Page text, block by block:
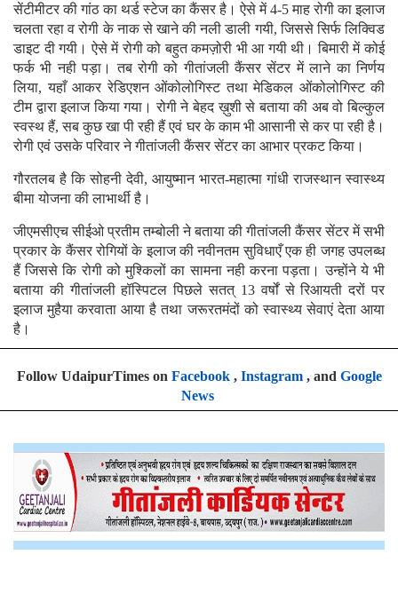
सेंटीमीटर की गांठ का थर्ड स्टेज का कैंसर है। ऐसे में 4-5 माह रोगी का इलाज
चलता रहा व रोगी के नाक से खाने की नली डाली गयी, जिससे सिर्फ लिक्विड
डाइट दी गयी। ऐसे में रोगी को बहुत कमज़ोरी भी आ गयी थी। बिमारी में कोई
फर्क भी नही पड़ा। तब रोगी को गीतांजली कैंसर सेंटर में लाने का निर्णय
लिया, यहाँ आकर रेडिएशन ओंकोलोगिस्ट तथा मेडिकल ओंकोलोगिस्ट की
टीम द्वारा इलाज किया गया। रोगी ने बेहद ख़ुशी से बताया की अब वो बिल्कुल
स्वस्थ हैं, सब कुछ खा पी रही हैं एवं घर के काम भी आसानी से कर पा रही है।
रोगी एवं उसके परिवार ने गीतांजली कैंसर सेंटर का आभार प्रकट किया।
गौरतलब है कि सोहनी देवी, आयुष्मान भारत-महात्मा गांधी राजस्थान स्वास्थ्य
बीमा योजना की लाभार्थी है।
जीएमसीएच सीईओ प्रतीम तम्बोली ने बताया की गीतांजली कैंसर सेंटर में सभी
प्रकार के कैंसर रोगियों के इलाज की नवीनतम सुविधाएँ एक ही जगह उपलब्ध
हैं जिससे कि रोगी को मुश्किलों का सामना नही करना पड़ता। उन्होंने ये भी
बताया की गीतांजली हॉस्पिटल पिछले सतत् 13 वर्षों से रिआयती दरों पर
इलाज मुहैया करवाता आया है तथा जरूरतमंदों को स्वास्थ्य सेवाएं देता आया
है।
Follow UdaipurTimes on Facebook, Instagram, and Google
News